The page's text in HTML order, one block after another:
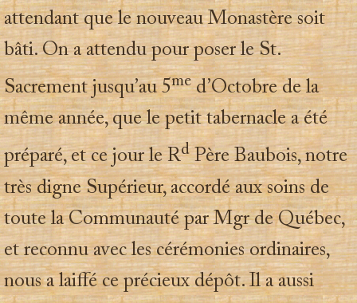
attendant que le nouveau Monastère soit
bâti. On a attendu pour poser le St.
Sacrement jusqu’au 5med’Octobre de la
même année, que le petit tabernacle a été
préparé, et ce jour le RdPère Baubois, notre
très digne Supérieur, accordé aux soins de
toute la Communauté par Mgr de Québec,
et reconnu avec les cérémonies ordinaires,
nous a laiffé ce précieux dépôt. Il a aussi